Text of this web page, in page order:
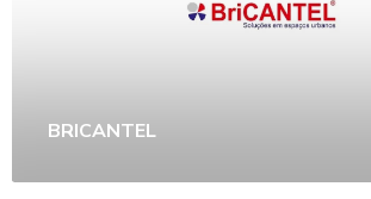
BRICANTEL